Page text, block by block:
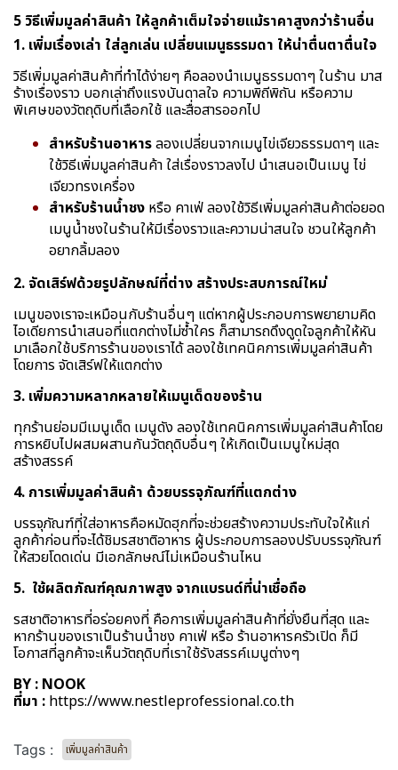
5 วิธีเพิ่มมูลค่าสินค้า ให้ลูกค้าเต็มใจจ่ายแม้ราคาสูงกว่าร้านอื่น
1. เพิ่มเรื่องเล่า ใส่ลูกเล่น เปลี่ยนเมนูธรรมดา ให้น่าตื่นตาตื่นใจ
วิธีเพิ่มมูลค่าสินค้าที่ทำได้ง่ายๆ คือลองนำเมนูธรรมดาๆ ในร้าน มาส
ร้างเรื่องราว บอกเล่าถึงแรงบันดาลใจ ความพิถีพิถัน หรือความ
พิเศษของวัตถุดิบที่เลือกใช้ และสื่อสารออกไป
สำหรับร้านอาหารลองเปลี่ยนจากเมนูไข่เจียวธรรมดาๆ และ
ใช้วิธีเพิ่มมูลค่าสินค้า ใส่เรื่องราวลงไป นำเสนอเป็นเมนู ไข่
เจียวทรงเครื่อง
สำหรับร้านน้ำชง หรือ คาเฟ่ ลองใช้วิธีเพิ่มมูลค่าสินค้าต่อยอด
เมนูน้ำชงในร้านให้มีเรื่องราวและความน่าสนใจ ชวนให้ลูกค้า
อยากลิ้มลอง
2. จัดเสิร์ฟด้วยรูปลักษณ์ที่ต่าง สร้างประสบการณ์ใหม่
เมนูของเราจะเหมือนกับร้านอื่นๆ แต่หากผู้ประกอบการพยายามคิด
ไอเดียการนำเสนอที่แตกต่างไม่ซ้ำใคร ก็สามารถดึงดูดใจลูกค้าให้หัน
มาเลือกใช้บริการร้านของเราได้ ลองใช้เทคนิคการเพิ่มมูลค่าสินค้า
โดยการ จัดเสิร์ฟให้แตกต่าง
3. เพิ่มความหลากหลายให้เมนูเด็ดของร้าน
ทุกร้านย่อมมีเมนูเด็ด เมนูดัง ลองใช้เทคนิคการเพิ่มมูลค่าสินค้าโดย
การหยิบไปผสมผสานกันวัตถุดิบอื่นๆ ให้เกิดเป็นเมนูใหม่สุด
สร้างสรรค์
4. การเพิ่มมูลค่าสินค้า ด้วยบรรจุภัณฑ์ที่แตกต่าง
บรรจุภัณฑ์ที่ใส่อาหารคือหมัดฮุกที่จะช่วยสร้างความประทับใจให้แก่
ลูกค้าก่อนที่จะได้ชิมรสชาติอาหาร ผู้ประกอบการลองปรับบรรจุภัณฑ์
ให้สวยโดดเด่น มีเอกลักษณ์ไม่เหมือนร้านไหน
5. ใช้ผลิตภัณฑ์คุณภาพสูง จากแบรนด์ที่น่าเชื่อถือ
รสชาติอาหารที่อร่อยคงที่ คือการเพิ่มมูลค่าสินค้าที่ยั่งยืนที่สุด และ
หากร้านของเราเป็นร้านน้ำชง คาเฟ่ หรือ ร้านอาหารครัวเปิด ก็มี
โอกาสที่ลูกค้าจะเห็นวัตถุดิบที่เราใช้รังสรรค์เมนูต่างๆ
BY : NOOK
ที่มา : https://www.nestleprofessional.co.th
Tags : เพิ่มมูลค่าสินค้า